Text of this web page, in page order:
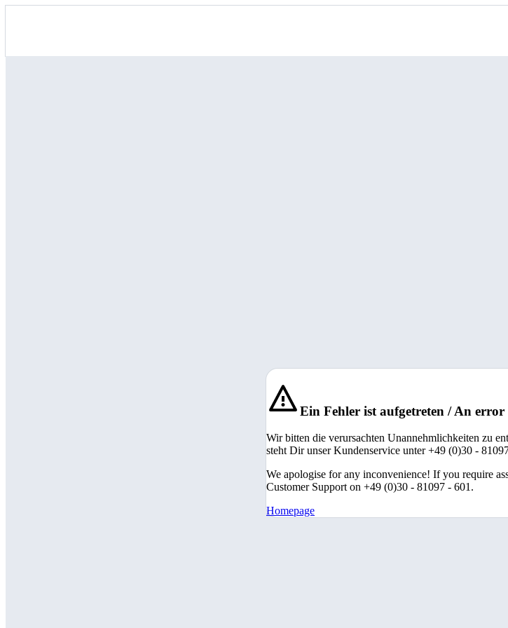
Ein Fehler ist aufgetreten / An error
Wir bitten die verursachten Unannehmlichkeiten zu
steht Dir unser Kundenservice unter +49 (0)30 -
We apologise for any inconvenience! If you require
Customer Support on +49 (0)30 - 81097 - 601.
Homepage